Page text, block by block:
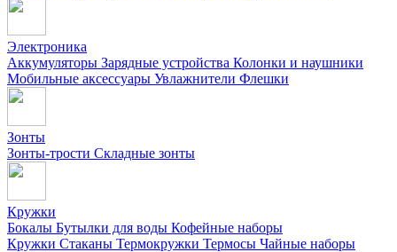
Электроника
Аккумуляторы Зарядные устройства Колонки и наушники
Мобильные аксессуары Увлажнители Флешки
Зонты
Зонты-трости Складные зонты
Кружки
Бокалы Бутылки для воды Кофейные наборы
Кружки Стаканы Термокружки Термосы Чайные наборы